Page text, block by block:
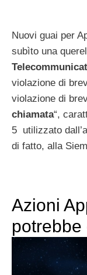
Nuovi guai per
subìto una
violazione di
violazione di
chiamata“,
5 utilizzato
di fatto, alla
Azioni